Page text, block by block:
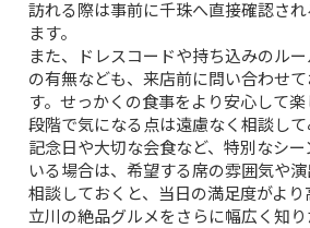
TOP
CONCEPT
訪れる際は事前に千珠へ直接確認さ
ます。
また、ドレスコードや持ち込みのル
の有無なども、来店前に問い合わせ
す。せっかくの食事をより安心して
段階で気になる点は遠慮なく相談し
記念日や大切な会食など、特別なシ
いる場合は、希望する席の雰囲気や
相談しておくと、当日の満足度がより
立川の絶品グルメをさらに幅広く知り